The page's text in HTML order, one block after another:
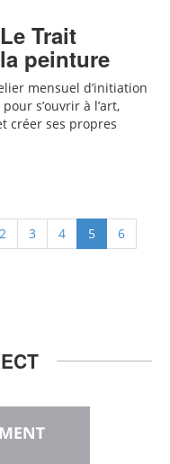
Trait
peinture
mensuel d’initiation
s’ouvrir à l’art,
créer ses propres
2 3 4 5
6